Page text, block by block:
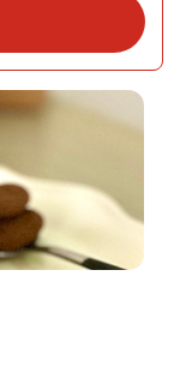
チオを。 ☆ チョコ
くざくクッキー
ーモンドプードル
げ、2種類のチョコ
ン。 ☆マドレーヌ
トでコーティン